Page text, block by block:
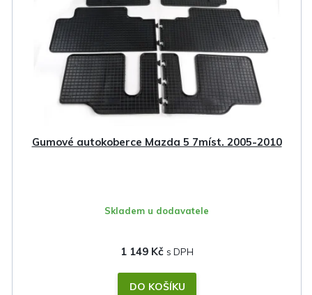
Gumové autokoberce Mazda 5 7míst. 2005-2010
Skladem u dodavatele
1 149 Kč
DO KOŠÍKU